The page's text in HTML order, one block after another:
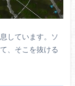
しています。ソ
、そこを抜ける